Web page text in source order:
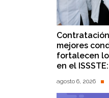
mejores
fortalecen
en el
agosto 6, 2026